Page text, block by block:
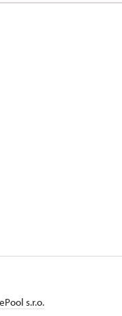
s.r.o.